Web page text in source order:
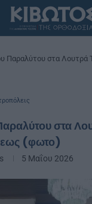
Παραλύτου στα Λουτρά
στα
(φωτο)
5 Μαΐου 2026